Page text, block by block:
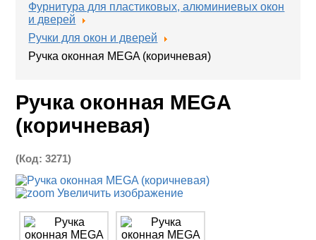
Фурнитура для пластиковых, алюминиевых окон
и дверей
Ручки для окон и дверей
Ручка оконная MEGA (коричневая)
Ручка оконная MEGA
(коричневая)
(Код:3271)
Увеличить изображение